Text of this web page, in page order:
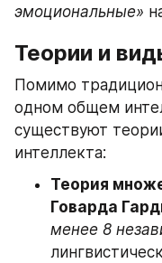
эмоциональные»
Теории и
Помимо
одном общем
существуют
интеллекта:
Теория
Говарда
менее 8